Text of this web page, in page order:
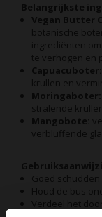
Belangrijkste
Vegan Butter
botanische
ingrediënten
te verhogen en
Capuacuboter:
krullen en
Moringaboter:
stralende krullen.
Mangobote:
verbluffende
Goed schudden
Houd de bus
Verdeel het